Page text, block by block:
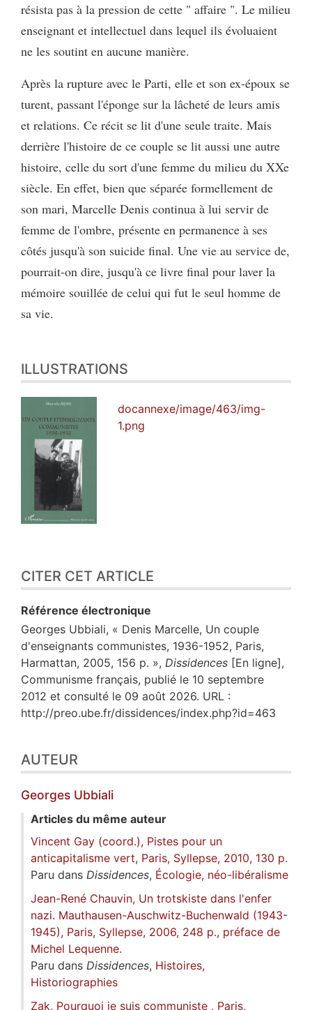
résista pas à la pression de cette " affaire ". Le milieu
enseignant et intellectuel dans lequel ils évoluaient
ne les soutint en aucune manière.
Après la rupture avec le Parti, elle et son ex-époux se
turent, passant l'éponge sur la lâcheté de leurs amis
et relations. Ce récit se lit d'une seule traite. Mais
derrière l'histoire de ce couple se lit aussi une autre
histoire, celle du sort d'une femme du milieu du XXe
siècle. En effet, bien que séparée formellement de
son mari, Marcelle Denis continua à lui servir de
femme de l'ombre, présente en permanence à ses
côtés jusqu'à son suicide final. Une vie au service de,
pourrait-on dire, jusqu'à ce livre final pour laver la
mémoire souillée de celui qui fut le seul homme de
sa vie.
ILLUSTRATIONS
docannexe/image/463/img-
1.png
CITER CET ARTICLE
Référence électronique
Georges Ubbiali, « Denis Marcelle, Un couple
d'enseignants communistes, 1936-1952, Paris,
Harmattan, 2005, 156 p. », Dissidences [En ligne],
Communisme français, publié le 10 septembre
2012 et consulté le 09 août 2026. URL :
http://preo.ube.fr/dissidences/index.php?id=463
AUTEUR
Georges Ubbiali
Articles du même auteur
Vincent Gay (coord.), Pistes pour un
anticapitalisme vert, Paris, Syllepse, 2010, 130 p.
Paru dans Dissidences, Écologie, néo-libéralisme
Jean-René Chauvin, Un trotskiste dans l'enfer
nazi. Mauthausen-Auschwitz-Buchenwald (1943-
1945), Paris, Syllepse, 2006, 248 p., préface de
Michel Lequenne.
Paru dans Dissidences, Histoires,
Historiographies
Zak, Pourquoi je suis communiste , Paris,